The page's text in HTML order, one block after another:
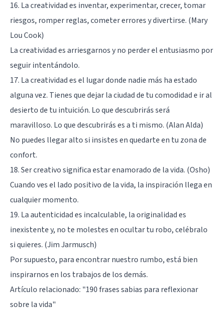
16. La creatividad es inventar, experimentar, crecer, tomar
riesgos, romper reglas, cometer errores y divertirse. (Mary
Lou Cook)
La creatividad es arriesgarnos y no perder el entusiasmo por
seguir intentándolo.
17. La creatividad es el lugar donde nadie más ha estado
alguna vez. Tienes que dejar la ciudad de tu comodidad e ir al
desierto de tu intuición. Lo que descubrirás será
maravilloso. Lo que descubrirás es a ti mismo. (Alan Alda)
No puedes llegar alto si insistes en quedarte en tu zona de
confort.
18. Ser creativo significa estar enamorado de la vida. (Osho)
Cuando ves el lado positivo de la vida, la inspiración llega en
cualquier momento.
19. La autenticidad es incalculable, la originalidad es
inexistente y, no te molestes en ocultar tu robo, celébralo
si quieres. (Jim Jarmusch)
Por supuesto, para encontrar nuestro rumbo, está bien
inspirarnos en los trabajos de los demás.
Artículo relacionado: "190 frases sabias para reflexionar
sobre la vida"